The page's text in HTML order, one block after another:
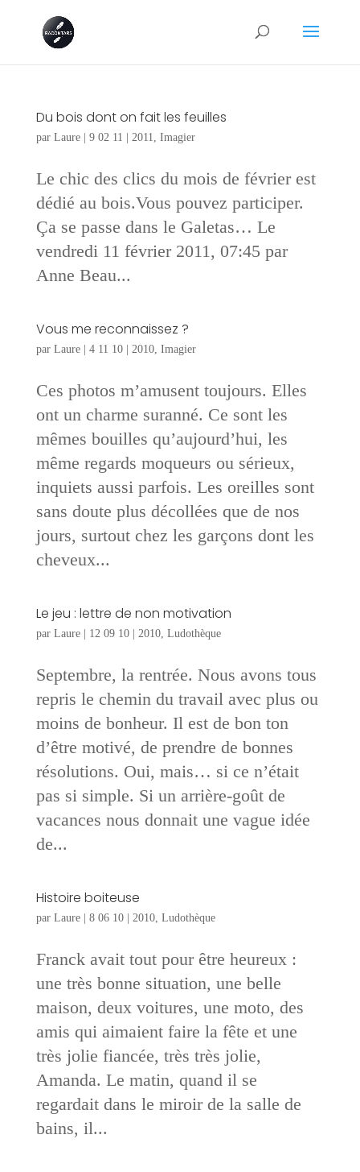
Du bois dont on fait les feuilles
par Laure| 9 02 11 2011, Imagier
Le chic des clics du mois de février est
dédié au bois.Vous pouvez participer.
Ça se passe dans le Galetas… Le
vendredi 11 février 2011, 07:45 par
Anne Beau...
Vous me reconnaissez ?
par Laure| 4 11 10| 2010, Imagier
Ces photos m’amusent toujours. Elles
ont un charme suranné. Ce sont les
mêmes bouilles qu’aujourd’hui, les
même regards moqueurs ou sérieux,
inquiets aussi parfois. Les oreilles sont
sans doute plus décollées que de nos
jours, surtout chez les garçons dont les
cheveux...
Le jeu : lettre de non motivation
par Laure| 12 09 10| 2010, Ludothèque
Septembre, la rentrée. Nous avons tous
repris le chemin du travail avec plus ou
moins de bonheur. Il est de bon ton
d’être motivé, de prendre de bonnes
résolutions. Oui, mais… si ce n’était
pas si simple. Si un arrière-goût de
vacances nous donnait une vague idée
de...
Histoire boiteuse
par Laure| 8 06 10| 2010, Ludothèque
Franck avait tout pour être heureux :
une très bonne situation, une belle
maison, deux voitures, une moto, des
amis qui aimaient faire la fête et une
très jolie fiancée, très très jolie,
Amanda. Le matin, quand il se
regardait dans le miroir de la salle de
bains, il...